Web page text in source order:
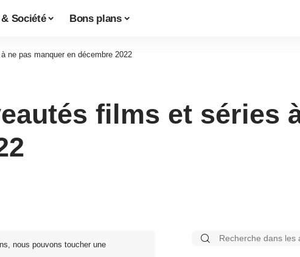
Société Bons plans
ne pas manquer en décembre 2022
films et séries
nous pouvons toucher une